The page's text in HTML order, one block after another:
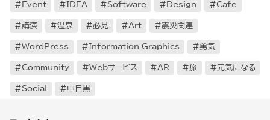
Event IDEA Software Design Cafe
講演 温泉 必見 Art 震災関連
WordPress Information Graphics 勇気
Community Webサービス AR 旅 元気になる
Social 中目黒